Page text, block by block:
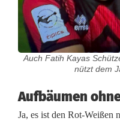
n
Auch Fatih Kayas
nützt dem
Aufbäumen
Ja, es ist den Rot-Weißen